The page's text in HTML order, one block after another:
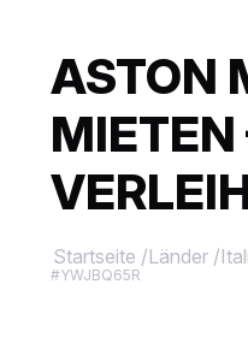
ASTON
Startseite /Länder /
#YWJBQ65R